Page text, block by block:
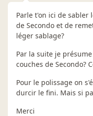
Parle t'on ici de sabler
de Secondo et de
léger sablage?
Par la suite je
couches de Secondo?
Pour le polissage on
durcir le fini. Mais si
Merci